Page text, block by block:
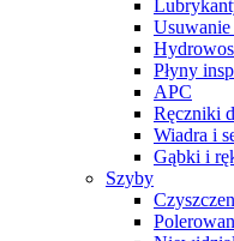
Płyny
APC
Ręczniki
Wiadra i
Gąbki i
Szyby